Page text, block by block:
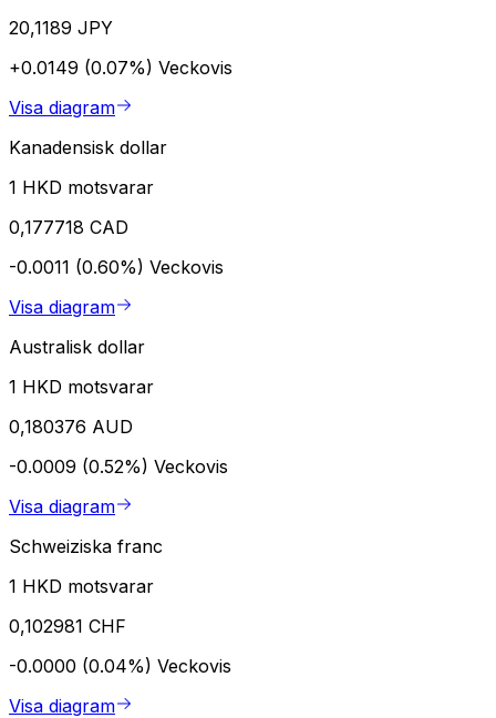
20,1189 JPY
+0.0149 (0.07%) Veckovis
Visa diagram
Kanadensisk dollar
1 HKD motsvarar
0,177718 CAD
-0.0011 (0.60%) Veckovis
Visa diagram
Australisk dollar
1 HKD motsvarar
0,180376 AUD
-0.0009 (0.52%) Veckovis
Visa diagram
Schweiziska franc
1 HKD motsvarar
0,102981 CHF
-0.0000 (0.04%) Veckovis
Visa diagram